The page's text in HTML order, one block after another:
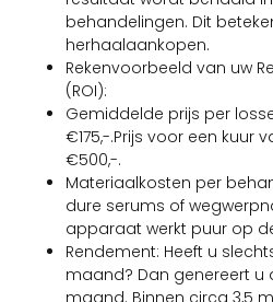
behandelingen. Dit
herhaalaankopen.
Rekenvoorbeeld van uw
(ROI):
Gemiddelde prijs per
€175,-.Prijs voor een kuur
€500,-.
Materiaalkosten per
dure serums of
apparaat werkt puur op
Rendement: Heeft u
maand? Dan genereert u
maand. Binnen circa 3,5